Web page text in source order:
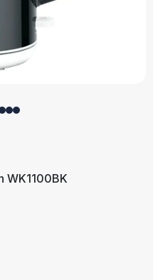
WK1100BK